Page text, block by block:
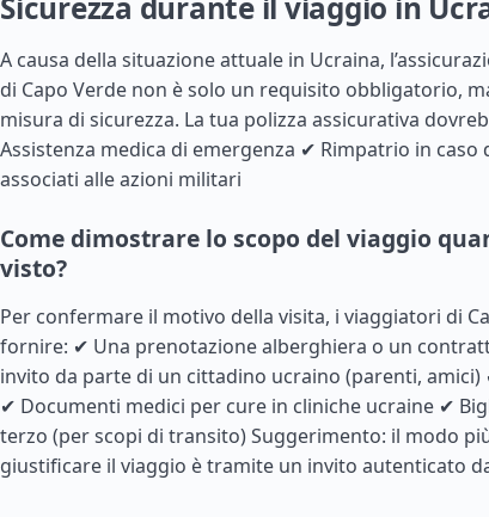
A causa della situazione attuale in Ucraina,
di Capo Verde non è solo un requisito obbligatorio,
misura di sicurezza. La tua polizza assicurativa
Assistenza medica di emergenza ✔ Rimpatrio in caso
associati alle azioni militari
Come dimostrare lo scopo del viaggio
visto?
Per confermare il motivo della visita, i viaggiatori di
fornire: ✔ Una prenotazione alberghiera o un
invito da parte di un cittadino ucraino (parenti,
✔ Documenti medici per cure in cliniche ucraine ✔
terzo (per scopi di transito) Suggerimento: il modo
giustificare il viaggio è tramite un invito autenticato